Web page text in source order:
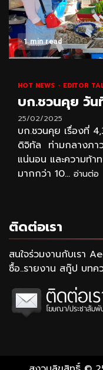
1 min read
HOT NEWS EDITOR
บก.ชวนคุย วั
25/02/2025
บก.ชวนคุย เรื่องที่
ดิจิทัล ท่ามกลางภาว
แน่นอน และความท้า
มากกว่า 10... อ่านต่อ
ติดต่อเรา
สนใจร่วมงานกับเรา
ซื้อ..รายงาน สกู๊ป บทค